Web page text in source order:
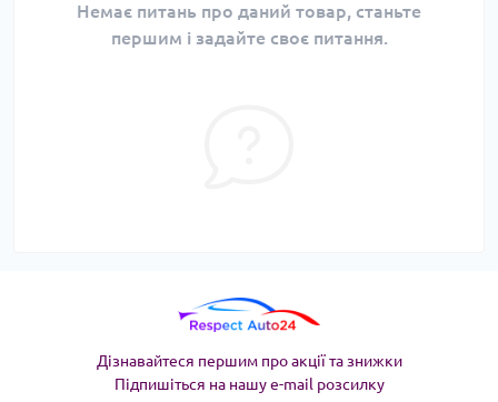
Немає питань про даний товар, станьте
першим і задайте своє питання.
Дізнавайтеся першим про акції та знижки
Підпишіться на нашу e-mail розсилку